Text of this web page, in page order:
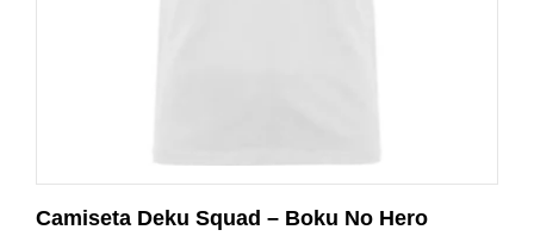
Camiseta Deku Squad – Boku No Hero